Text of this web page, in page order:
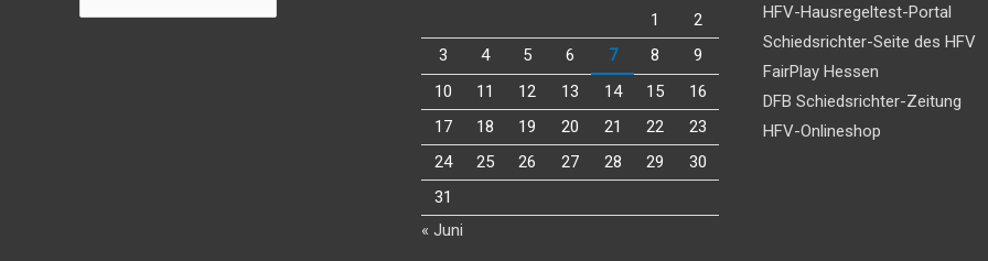
1
2
3
4 5 6 7 8
9
10
11 12 13 14 15
16
17
18 19 20 21 22
23
24
25 26 27 28 29
30
31
« Juni
HFV-Hausregeltest-Portal
Schiedsrichter-Seite des HFV
FairPlay Hessen
DFB Schiedsrichter-Zeitung
HFV-Onlineshop